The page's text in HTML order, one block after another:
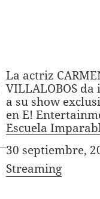
La actriz
VILLALOBOS da
a su show
en E!
¨Escuela
Fecha
30 septiembre,
In relation to
Streaming